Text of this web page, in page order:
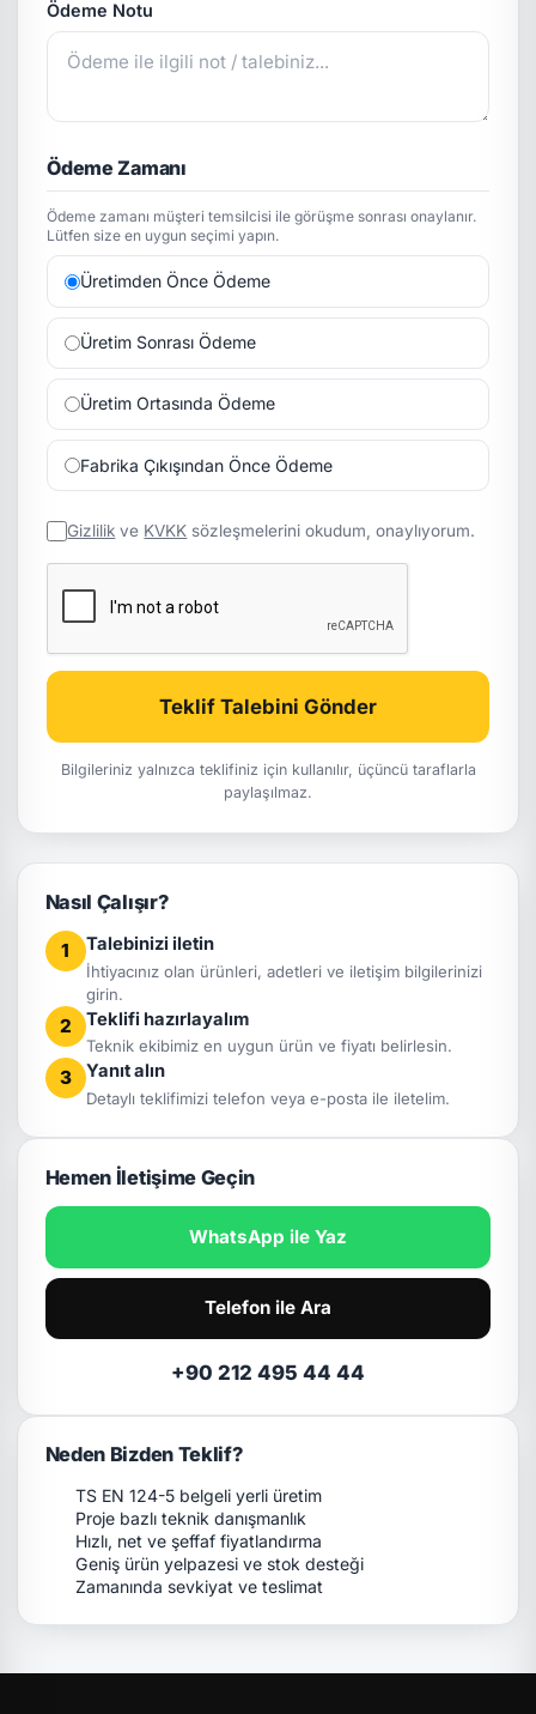
Ödeme Notu
Ödeme Zamanı
Ödeme zamanı müşteri temsilcisi ile görüşme sonrası onaylanır.
Lütfen size en uygun seçimi yapın.
Üretimden Önce Ödeme
Üretim Sonrası Ödeme
Üretim Ortasında Ödeme
Fabrika Çıkışından Önce Ödeme
Gizlilik ve KVKK sözleşmelerini okudum, onaylıyorum.
Teklif Talebini Gönder
Bilgileriniz yalnızca teklifiniz için kullanılır, üçüncü taraflarla
paylaşılmaz.
Nasıl Çalışır?
1 Talebinizi iletin
İhtiyacınız olan ürünleri, adetleri ve iletişim bilgilerinizi
girin.
2 Teklifi hazırlayalım
Teknik ekibimiz en uygun ürün ve fiyatı belirlesin.
3 Yanıt alın
Detaylı teklifimizi telefon veya e-posta ile iletelim.
Hemen İletişime Geçin
WhatsApp ile Yaz
Telefon ile Ara
+90 212 495 44 44
Neden Bizden Teklif?
TS EN 124-5 belgeli yerli üretim
Proje bazlı teknik danışmanlık
Hızlı, net ve şeffaf fiyatlandırma
Geniş ürün yelpazesi ve stok desteği
Zamanında sevkiyat ve teslimat